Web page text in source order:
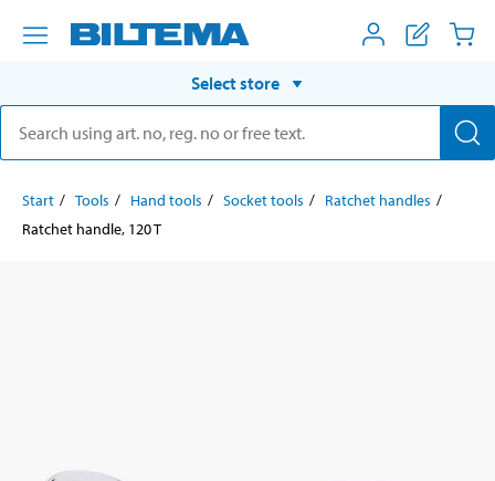
Select store
Start Tools Hand tools Socket tools
Ratchet handles
Ratchet handle, 120 T